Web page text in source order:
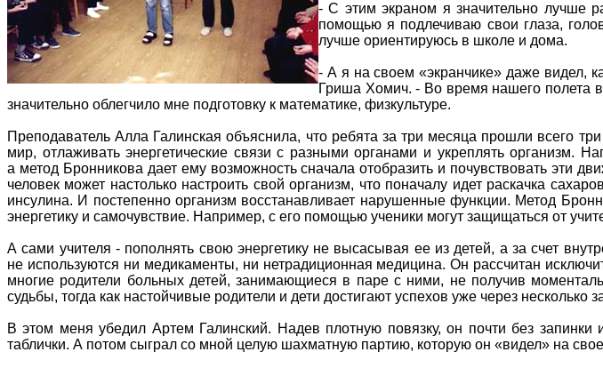
- С этим экраном я значительно лучше
помощью я подлечиваю свои глаза,
лучше ориентируюсь в школе и дома.
- А я на своем «экранчике» даже видел,
Гриша Хомич. - Во время нашего полета
значительно облегчило мне подготовку к математике, физкультуре.
Преподаватель Алла Галинская объяснила, что ребята за три месяца прошли всего
мир, отлаживать энергетические связи с разными органами и укреплять организм.
а метод Бронникова дает ему возможность сначала отобразить и почувствовать эти
человек может настолько настроить свой организм, что поначалу идет раскачка
инсулина. И постепенно организм восстанавливает нарушенные функции. Метод
энергетику и самочувствие. Например, с его помощью ученики могут защищаться от
А сами учителя - пополнять свою энергетику не высасывая ее из детей, а за счет
не используются ни медикаменты, ни нетрадиционная медицина. Он рассчитан
многие родители больных детей, занимающиеся в паре с ними, не получив
судьбы, тогда как настойчивые родители и дети достигают успехов уже через
В этом меня убедил Артем Галинский. Надев плотную повязку, он почти без
таблички. А потом сыграл со мной целую шахматную партию, которую он «видел» на